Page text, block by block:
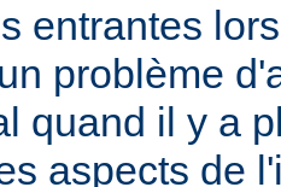
entrantes
problème
quand il y a
aspects de